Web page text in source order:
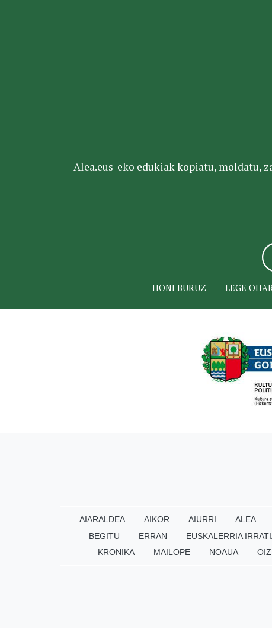
Alea.eus-eko edukiak kopiatu, moldatu,
HONI BURUZ LEGE
AIARALDEA AIKOR AIURRI ALEA
BEGITU
ERRAN EUSKALERRIA
KRONIKA
MAILOPE NOAUA